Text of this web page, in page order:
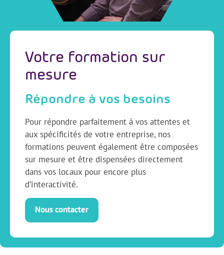
Votre formation sur
mesure
Répondre à vos besoins
Pour répondre parfaitement à vos attentes et
aux spécificités de votre entreprise, nos
formations peuvent également être composées
sur mesure et être dispensées directement
dans vos locaux pour encore plus
d’interactivité.
Nous contacter